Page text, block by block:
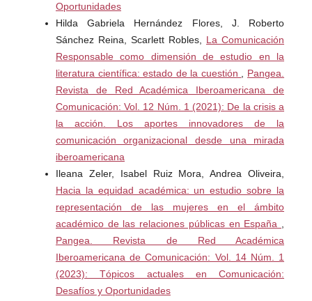
para Estudiantes de Ciencias Sociales. México: El Colegio
de México.
Hernández, G y Barriga, O. La precisión del objeto de
estudio, en Revista Cinta de Moebio No. 17. Santiago,
septiembre de 2003.
Hidalgo, J. L. Construcción del objeto de investigación.
Una estrategia constructivista, en Revista de
Investigación Educativa No. 16. México, agosto de 1992.
Hoyos, C. (Coord.). (2005). Epistemología y objeto
pedagógico ¿Es la pedagogía una ciencia?. México:
Plaza y Valdés
Karam, T. Epistemología y comunicación. Notas para un
debate, en Revista Razón y Palabra No. 61. Atizapan,
julio de 2008.
Oportunidades
Hilda Gabriela Hernández Flores, J. Roberto
Sánchez Reina, Scarlett Robles, La Comunicación
Responsable como dimensión de estudio en la
literatura científica: estado de la cuestión
Pangea.
Revista de Red Académica Iberoamericana de
Comunicación: Vol. 12 Núm. 1 (2021): De la crisis a
la acción. Los aportes innovadores de la
comunicación organizacional desde una mirada
iberoamericana
Ileana Zeler, Isabel Ruiz Mora, Andrea Oliveira,
Hacia la equidad académica: un estudio sobre la
representación de las mujeres en el ámbito
académico de las relaciones públicas en España
Pangea. Revista de Red Académica
Iberoamericana de Comunicación: Vol. 14 Núm. 1
(2023): Tópicos actuales en Comunicación:
Desafíos y Oportunidades